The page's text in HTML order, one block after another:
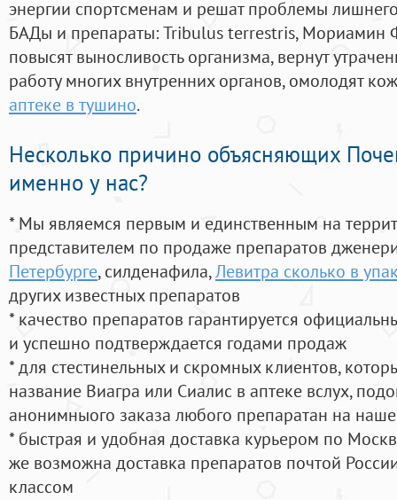
энергии спортсменам и решат проблемы
БАДы и препараты:Tribulus terrestris, Мориамин
повысят выносливость организма, вернут
работу многих внутренних органов, омолодят
аптеке в тушино.
Несколько причино объясняющих
именно у нас?
* Мы являемся первым и единственным на
представителем по продаже препаратов
Петербурге, силденафила,Левитра сколько в
других известных препаратов
* качество препаратов гарантируется
и успешно подтверждается годами продаж
* для стестинельных и скромных клиентов,
название Виагра или Сиалис в аптеке вслух,
анонимныого заказа любого препаратан на
* быстрая и удобная доставка курьером по
же возможна доставка препаратов почтой
классом